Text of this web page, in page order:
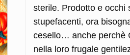
sterile. Prodotto e occhi
stupefacenti, ora
cesello… anche perchè
nella loro frugale